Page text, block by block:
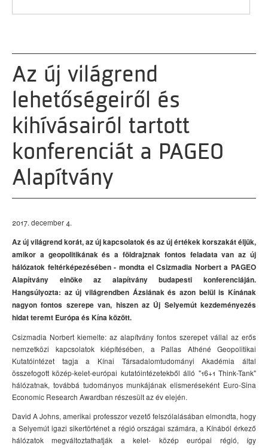
Az új világrend
lehetőségeiről és
kihívásairól tartott
konferenciát a PAGEO
Alapítvány
2017. december 4.
Az új világrend korát, az új kapcsolatok és az új értékek korszakát éljük,
amikor a geopolitikának és a földrajznak fontos feladata van az új
hálózatok feltérképezésében - mondta el Csizmadia Norbert a PAGEO
Alapítvány elnöke az alapítvány budapesti konferenciáján.
Hangsúlyozta: az új világrendben Ázsiának és azon belül is Kínának
nagyon fontos szerepe van, hiszen az Új Selyemút kezdeményezés
hidat teremt Európa és Kína között.
Csizmadia Norbert kiemelte: az alapítvány fontos szerepet vállal az erős
nemzetközi kapcsolatok kiépítésében, a Pallas Athéné Geopolitikai
Kutatóintézet tagja a Kínai Társadalomtudományi Akadémia által
összefogott közép-kelet-európai kutatóintézetekből álló "16+1 Think-Tank"
hálózatnak, továbbá tudományos munkájának elismeréseként Euro-Sina
Economic Research Awardban részesült az év elején.
David A Johns, amerikai professzor vezető felszólalásában elmondta, hogy
a Selyemút igazi sikertörténet a régió országai számára, a Kínából érkező
hálózatok megváltoztathatják a kelet- közép európai régió, így